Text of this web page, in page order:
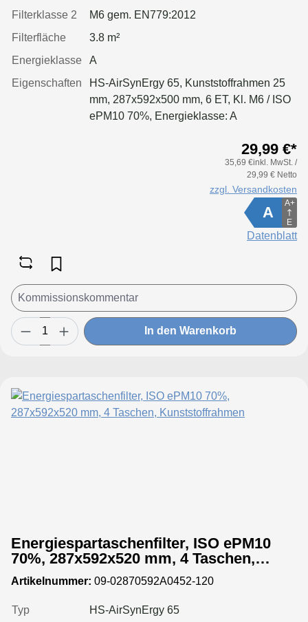
Filterklasse 2
M6 gem. EN779:2012
Filterfläche
3.8 m²
Energieklasse
A
Eigenschaften
HS-AirSynErgy 65, Kunststoffrahmen 25
mm, 287x592x500 mm, 6 ET, Kl. M6 / ISO
ePM10 70%, Energieklasse: A
29,99 €*
35,69 €inkl. MwSt. /
29,99 € Netto
zzgl. Versandkosten
A
A+
E
Datenblatt
In den Warenkorb
Energiespartaschenfilter, ISO ePM10
70%, 287x592x520 mm, 4 Taschen,
Kunststoffrahmen
Artikelnummer: 09-02870592A0452-120
Typ
HS-AirSynErgy 65